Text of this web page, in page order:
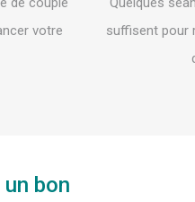
votre
suffisent pour
bon